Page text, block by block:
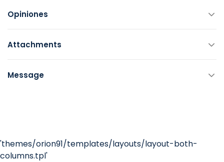
Opiniones
Attachments
Message
'themes/orion91/templates/layouts/layout-both-
columns.tpl'